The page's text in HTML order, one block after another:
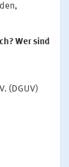
Wer sind
(DGUV)